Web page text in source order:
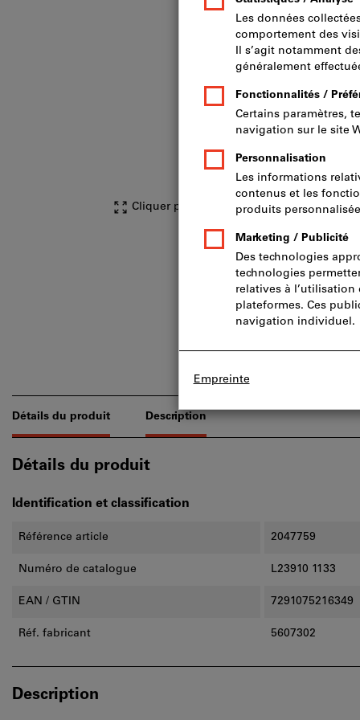
Cliquer pour agrandir l’image
Détails du produit Description
Détails du produit
Identification et classification
Référence article 2047759
Numéro de catalogue L23910 1133
EAN / GTIN 7291075216349
Réf. fabricant 5607302
Description